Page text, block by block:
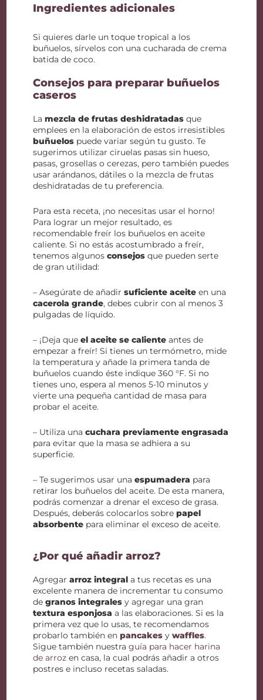
Ingredientes adicionales
Si quieres darle un toque tropical a los
buñuelos, sírvelos con una cucharada de crema
batida de coco.
Consejos para preparar buñuelos
caseros
Lamezcla de frutas deshidratadas que
emplees en la elaboración de estos irresistibles
buñuelos puede variar según tu gusto. Te
sugerimos utilizar ciruelas pasas sin hueso,
pasas, grosellas o cerezas, pero también puedes
usar arándanos, dátiles o la mezcla de frutas
deshidratadas de tu preferencia.
Para esta receta, ¡no necesitas usar el horno!
Para lograr un mejor resultado, es
recomendable freír los buñuelos en aceite
caliente. Si no estás acostumbrado a freír,
tenemos algunosconsejos que pueden serte
de gran utilidad:
– Asegúrate de añadirsuficiente aceiteen una
cacerola grande, debes cubrir con al menos 3
pulgadas de líquido.
– ¡Deja queel aceite se caliente antes de
empezar a freír! Si tienes un termómetro, mide
la temperatura y añade la primera tanda de
buñuelos cuando éste indique 360 °F. Si no
tienes uno, espera al menos 5-10 minutos y
vierte una pequeña cantidad de masa para
probar el aceite.
– Utiliza unacuchara previamente engrasada
para evitar que la masa se adhiera a su
superficie.
– Te sugerimos usar unaespumadera para
retirar los buñuelos del aceite. De esta manera,
podrás comenzar a drenar el exceso de grasa.
Después, deberás colocarlos sobrepapel
absorbente para eliminar el exceso de aceite.
¿Por qué añadir arroz?
Agregararroz integral a tus recetas es una
excelente manera de incrementar tu consumo
degranos integrales y agregar una gran
textura esponjosa a las elaboraciones. Si es la
primera vez que lo usas, te recomendamos
probarlo también enpancakes ywaffles.
Sigue también nuestraguía para hacer harina
de arroz en casa, la cual podrás añadir a otros
postres e incluso recetas saladas.